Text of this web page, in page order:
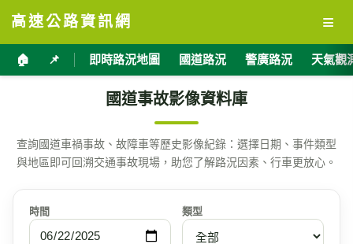
高速公路資訊網 ≡
🏠 📌 即時路況地圖 國道路況 警廣路況 天氣觀
國道事故影像資料庫
查詢國道車禍事故、故障車等歷史影像紀錄：選擇日期、事件類型
與地區即可回溯交通事故現場，助您了解路況因素、行車更放心。
時間 類型